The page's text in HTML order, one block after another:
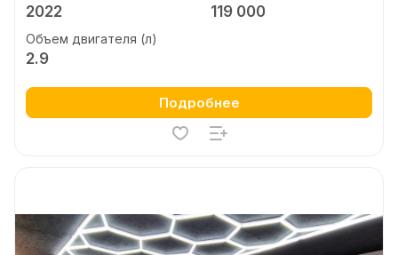
2022 119 000
Объем двигателя (л)
2.9
Подробнее